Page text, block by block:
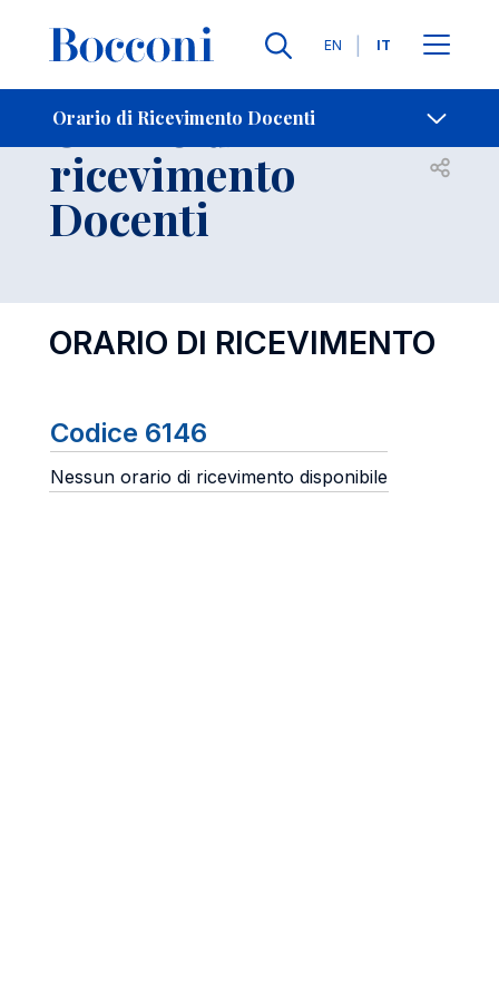
Lingue
EN IT
Orario di Ricevimento Docenti
-
Orario di
ricevimento
Docenti
Open
ORARIO DI RICEVIMENTO
Codice 6146
Nessun orario di ricevimento disponibile